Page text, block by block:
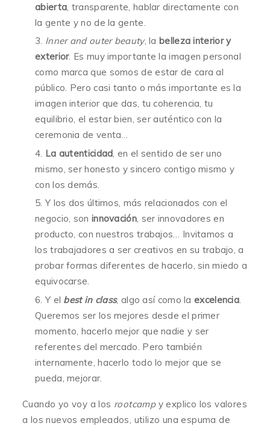
abierta , transparente, hablar directamente con
la gente y no de la gente.
Inner and outer beauty, labelleza interior y
exterior. Es muy importante la imagen personal
como marca que somos de estar de cara al
público. Pero casi tanto o más importante es la
imagen interior que das, tu coherencia, tu
equilibrio, el estar bien, ser auténtico con la
ceremonia de venta…
La autenticidad , en el sentido de ser uno
mismo, ser honesto y sincero contigo mismo y
con los demás.
Y los dos últimos, más relacionados con el
negocio, son innovación, ser innovadores en
producto, con nuestros trabajos… Invitamos a
los trabajadores a ser creativos en su trabajo, a
probar formas diferentes de hacerlo, sin miedo a
equivocarse.
Y el best in class, algo así como laexcelencia
Queremos ser los mejores desde el primer
momento, hacerlo mejor que nadie y ser
referentes del mercado. Pero también
internamente, hacerlo todo lo mejor que se
pueda, mejorar.
Cuando yo voy a los rootcampy explico los valores
a los nuevos empleados, utilizo una espuma de